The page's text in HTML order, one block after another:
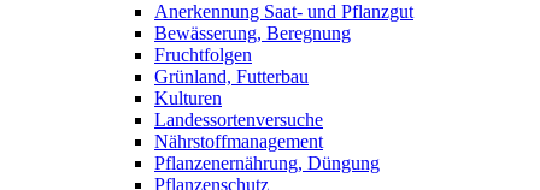
Anerkennung Saat- und Pflanzgut
Bewässerung, Beregnung
Fruchtfolgen
Grünland, Futterbau
Kulturen
Landessortenversuche
Nährstoffmanagement
Pflanzenernährung, Düngung
Pflanzenschutz